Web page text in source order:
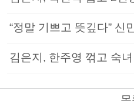
“정말 기쁘고 뜻깊다” 신
김은지, 한주영 꺾고 숙